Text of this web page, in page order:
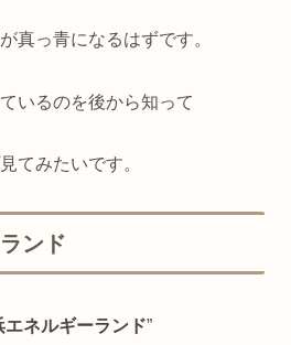
真っ青になるはずです。
いるのを後から知って
てみたいです。
ンド
エネルギーランド”